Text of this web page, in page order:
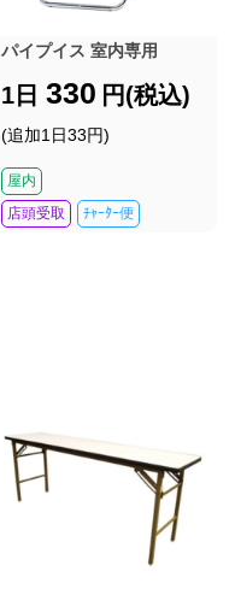
パイプイス 室内専用
1日 330 円(税込)
(追加1日33円)
屋内
店頭受取
ﾁｬｰﾀｰ便